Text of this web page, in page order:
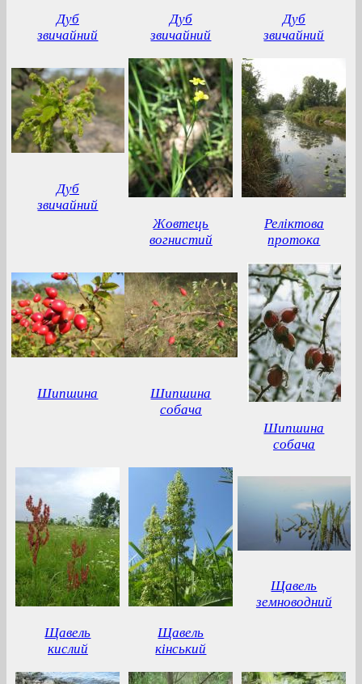
Дуб
звичайний
Дуб
звичайний
Дуб
звичайний
Дуб
звичайний
Жовтець
вогнистий
Реліктова
протока
Шипшина
Шипшина
собача
Шипшина
собача
Щавель
кислий
Щавель
кінський
Щавель
земноводний